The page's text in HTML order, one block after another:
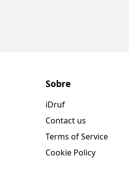
Sobre
iDruf
Contact us
Terms of Service
Cookie Policy